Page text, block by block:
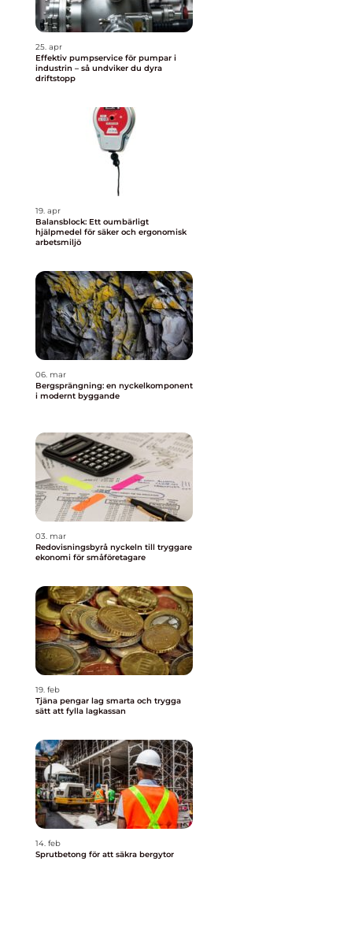
25. apr
Effektiv pumpservice för pumpar i
industrin – så undviker du dyra
driftstopp
19. apr
Balansblock: Ett oumbärligt
hjälpmedel för säker och ergonomisk
arbetsmiljö
06. mar
Bergsprängning: en nyckelkomponent
i modernt byggande
03. mar
Redovisningsbyrå nyckeln till tryggare
ekonomi för småföretagare
19. feb
Tjäna pengar lag smarta och trygga
sätt att fylla lagkassan
14. feb
Sprutbetong för att säkra bergytor